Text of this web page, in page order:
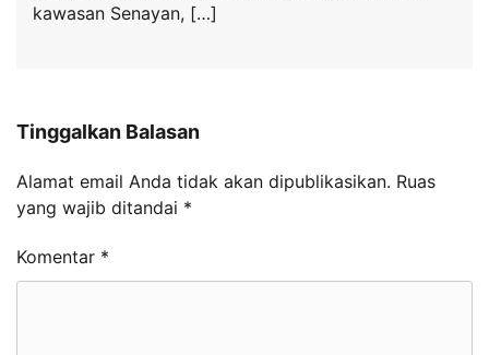
kawasan Senayan, […]
Tinggalkan Balasan
Alamat email Anda tidak akan dipublikasikan. Ruas
yang wajib ditandai *
Komentar *